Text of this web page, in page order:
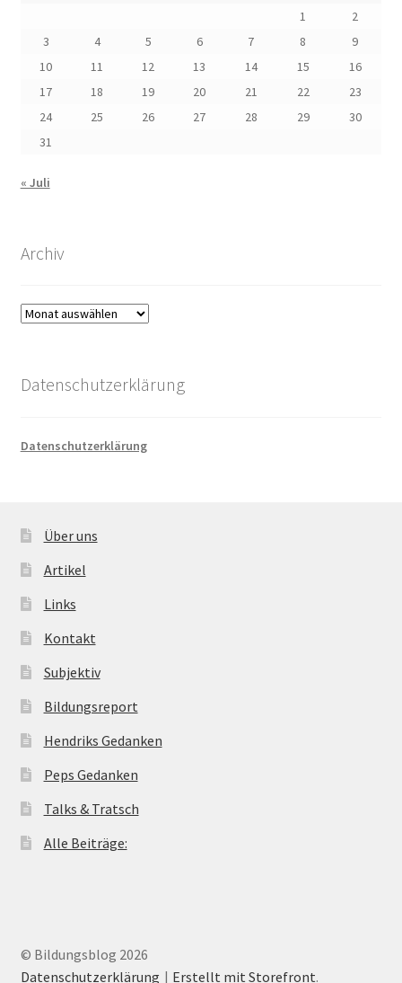
1
2
3
4 5 6 7 8
9
10
11 12 13 14 15
16
17
18 19 20 21 22
23
24
25 26 27 28 29
30
31
« Juli
Archiv
Archiv
Datenschutzerklärung
Datenschutzerklärung
Über uns
Artikel
Links
Kontakt
Subjektiv
Bildungsreport
Hendriks Gedanken
Peps Gedanken
Talks & Tratsch
Alle Beiträge:
© Bildungsblog 2026
Datenschutzerklärung
Erstellt mit Storefront.